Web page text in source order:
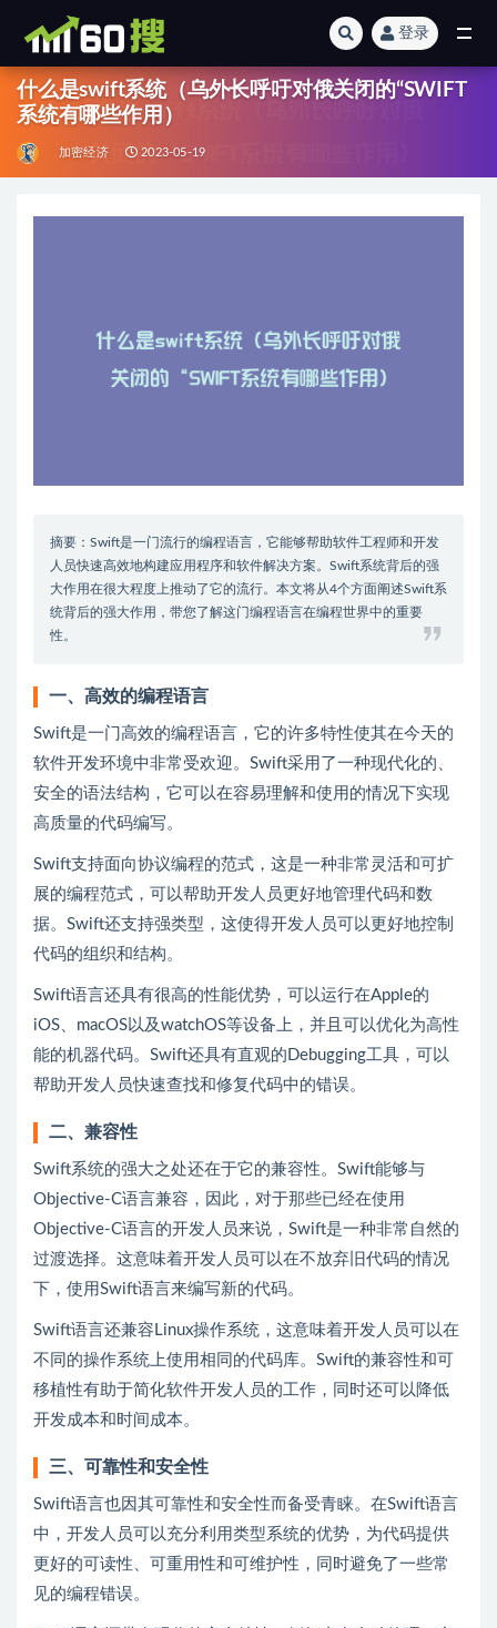
登录
什么是swift系统（乌外长呼吁对俄关闭的“SWIFT
系统有哪些作用）
加密经济 2023-05-19
摘要：Swift是一门流行的编程语言，它能够帮助软件工程师和开发
人员快速高效地构建应用程序和软件解决方案。Swift系统背后的强
大作用在很大程度上推动了它的流行。本文将从4个方面阐述Swift系
统背后的强大作用，带您了解这门编程语言在编程世界中的重要
性。
一、高效的编程语言
Swift是一门高效的编程语言，它的许多特性使其在今天的
软件开发环境中非常受欢迎。Swift采用了一种现代化的、
安全的语法结构，它可以在容易理解和使用的情况下实现
高质量的代码编写。
Swift支持面向协议编程的范式，这是一种非常灵活和可扩
展的编程范式，可以帮助开发人员更好地管理代码和数
据。Swift还支持强类型，这使得开发人员可以更好地控制
代码的组织和结构。
Swift语言还具有很高的性能优势，可以运行在Apple的
iOS、macOS以及watchOS等设备上，并且可以优化为高性
能的机器代码。Swift还具有直观的Debugging工具，可以
帮助开发人员快速查找和修复代码中的错误。
二、兼容性
Swift系统的强大之处还在于它的兼容性。Swift能够与
Objective-C语言兼容，因此，对于那些已经在使用
Objective-C语言的开发人员来说，Swift是一种非常自然的
过渡选择。这意味着开发人员可以在不放弃旧代码的情况
下，使用Swift语言来编写新的代码。
Swift语言还兼容Linux操作系统，这意味着开发人员可以在
不同的操作系统上使用相同的代码库。Swift的兼容性和可
移植性有助于简化软件开发人员的工作，同时还可以降低
开发成本和时间成本。
三、可靠性和安全性
Swift语言也因其可靠性和安全性而备受青睐。在Swift语言
中，开发人员可以充分利用类型系统的优势，为代码提供
更好的可读性、可重用性和可维护性，同时避免了一些常
见的编程错误。